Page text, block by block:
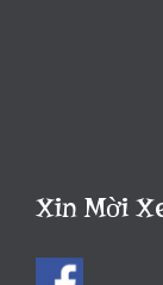
Xin Mời